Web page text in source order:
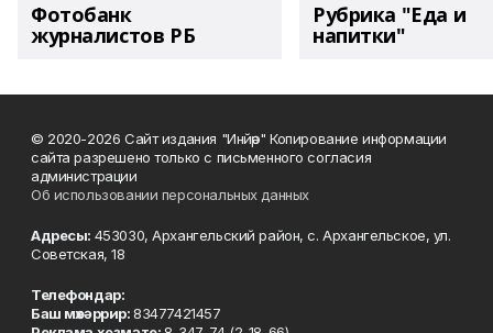
Фотобанк
журналистов РБ
Рубрика "Еда и
напитки"
© 2020-2026 Сайт издания "Инйәр" Копирование информации
сайта разрешено только с письменного согласия
администрации
Об использовании персональных данных
Адресы: 453030, Архангельский район, с. Архангельское, ул.
Советская, 18
Телефондар:
Баш мөхәррир:83477421457